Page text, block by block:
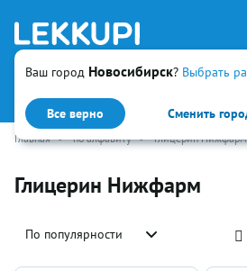
Ваш город Новосибирск? Выбрать
Все верно Сменить
Искать
Главная • по алфавиту • Глицерин Нижфарм
Глицерин Нижфарм
По популярности